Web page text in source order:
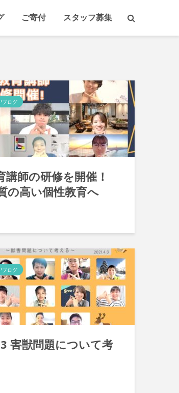
ご寄付 スタッフ募集
ブログ
講師の研修を開催！
の高い個性教育へ
ブログ
害獣問題について考